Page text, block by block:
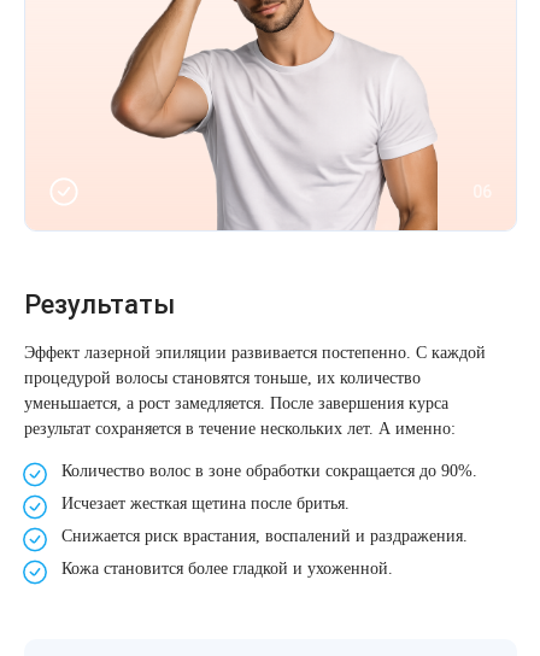
Результаты
Эффект лазерной эпиляции развивается постепенно. С каждой
процедурой волосы становятся тоньше, их количество
уменьшается, а рост замедляется. После завершения курса
результат сохраняется в течение нескольких лет. А именно:
Количество волос в зоне обработки сокращается до 90%.
Исчезает жесткая щетина после бритья.
Снижается риск врастания, воспалений и раздражения.
Кожа становится более гладкой и ухоженной.